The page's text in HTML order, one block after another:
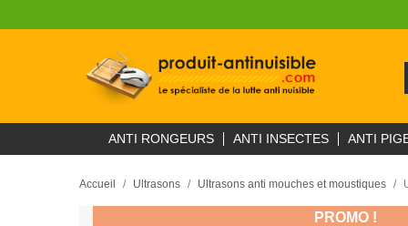
ANTI RONGEURS ANTI INSECTES ANTI
Accueil Ultrasons Ultrasons anti mouches et moustiques
PROMO !